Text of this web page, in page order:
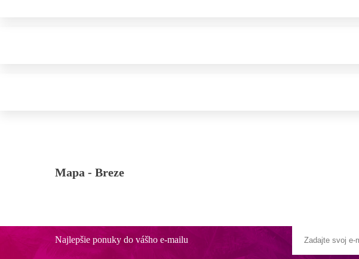
Mapa - Breze
Najlepšie ponuky do vášho e-mailu